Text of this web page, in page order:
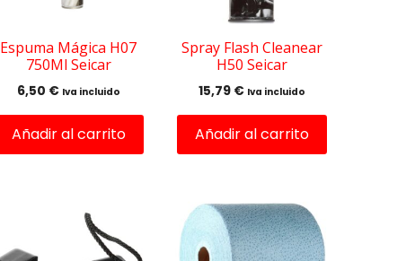
Espuma Mágica H07
750Ml Seicar
6,50 € Iva incluido
Añadir al carrito
Spray Flash Cleanear
H50 Seicar
15,79 € Iva incluido
Añadir al carrito